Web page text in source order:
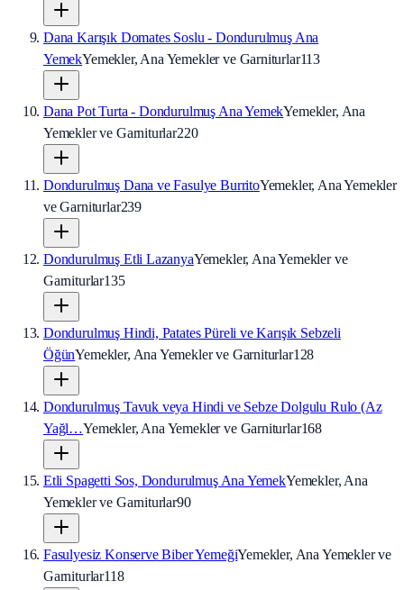
Dana Karışık Domates Soslu - Dondurulmuş Ana
YemekYemekler, Ana Yemekler ve Garniturlar113
Dana Pot Turta - Dondurulmuş Ana YemekYemekler, Ana
Yemekler ve Garniturlar220
Dondurulmuş Dana ve Fasulye BurritoYemekler, Ana Yemekler
ve Garniturlar239
Dondurulmuş Etli LazanyaYemekler, Ana Yemekler ve
Garniturlar135
Dondurulmuş Hindi, Patates Püreli ve Karışık Sebzeli
ÖğünYemekler, Ana Yemekler ve Garniturlar128
Dondurulmuş Tavuk veya Hindi ve Sebze Dolgulu Rulo (Az
Yağl…Yemekler, Ana Yemekler ve Garniturlar168
Etli Spagetti Sos, Dondurulmuş Ana YemekYemekler, Ana
Yemekler ve Garniturlar90
Fasulyesiz Konserve Biber YemeğiYemekler, Ana Yemekler ve
Garniturlar118